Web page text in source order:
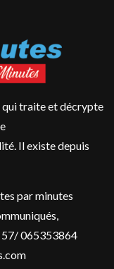
qui traite et décrypte
Il existe depuis
par minutes
57/ 065353864